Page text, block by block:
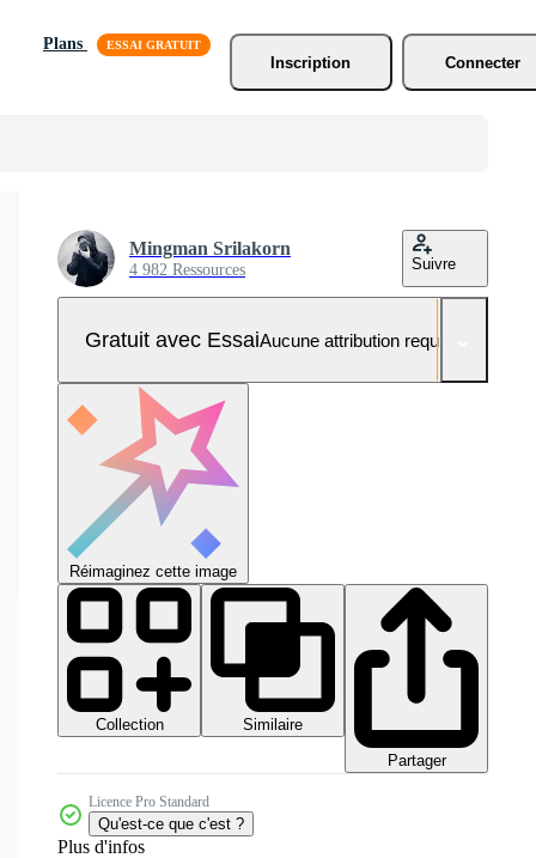
Plans
Inscription
Connecter
Mingman Srilakorn
4 982 Ressources Suivre
Gratuit avec EssaiAucune attribution requise
Réimaginez cette image
Collection
Similaire
Partager
Licence Pro Standard
Qu'est-ce que c'est ?
Plus d'infos